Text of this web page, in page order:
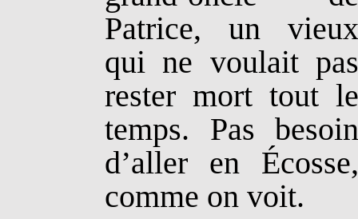
Patrice, un
qui ne voulait
rester mort tout
temps. Pas
d’aller en
comme on voit.